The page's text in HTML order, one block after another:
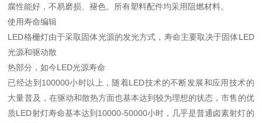
腐性能好，不易磨损、褪色。所有塑料配件均采用阻燃材料。
使用寿命编辑
LED格栅灯由于采取固体光源的发光方式，寿命主要取决于固体LED
光源和驱动散
热部分，如今LED光源寿命
已经达到100000小时以上，随着LED技术的不断发展和应用技术的
大量普及，在驱动和散热方面也基本达到较为理想的状态，市售的优
质LED射灯寿命基本达到10000-50000小时，几乎是普通卤素射灯的